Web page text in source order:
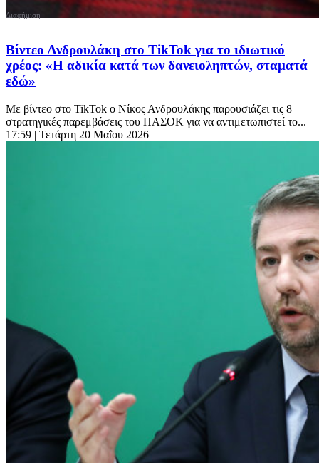
Βίντεο Ανδρουλάκη στο TikTok για το ιδιωτικό
χρέος: «Η αδικία κατά των δανειοληπτών, σταματά
εδώ»
Με βίντεο στο TikTok ο Νίκος Ανδρουλάκης παρουσιάζει τις 8
στρατηγικές παρεμβάσεις του ΠΑΣΟΚ για να αντιμετωπιστεί το...
17:59 | Τετάρτη 20 Μαΐου 2026